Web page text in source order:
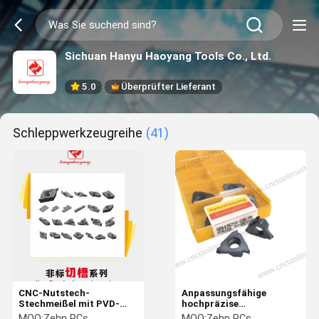
Sichuan Hanyu Haoyang Tools Co., Ltd.
5.0 Überprüfter Lieferant
Schleppwerkzeugreihe (41)
CNC-Nutstech-
Stechmeißel mit PVD-
Beschichtung
Anpassungsfähige
hochpräzise
Verschleißfestigkeit